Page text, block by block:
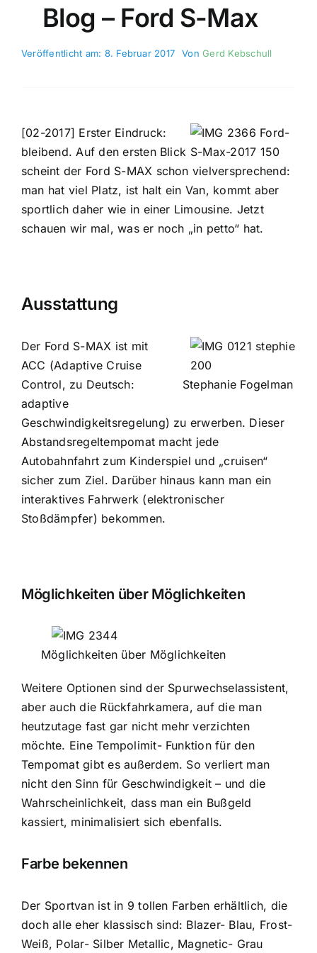
Blog – Ford S-Max
Veröffentlicht am: 8. Februar 2017 VonGerd Kebschull
[02-2017] Erster Eindruck:
bleibend. Auf den ersten Blick
scheint der Ford S-MAX schon vielversprechend:
man hat viel Platz, ist halt ein Van, kommt aber
sportlich daher wie in einer Limousine. Jetzt
schauen wir mal, was er noch „in petto“ hat.
Ausstattung
Stephanie Fogelman
Der Ford S-MAX ist mit
ACC (Adaptive Cruise
Control, zu Deutsch:
adaptive
Geschwindigkeitsregelung) zu erwerben. Dieser
Abstandsregeltempomat macht jede
Autobahnfahrt zum Kinderspiel und „cruisen“
sicher zum Ziel. Darüber hinaus kann man ein
interaktives Fahrwerk (elektronischer
Stoßdämpfer) bekommen.
Möglichkeiten über Möglichkeiten
Möglichkeiten über Möglichkeiten
Weitere Optionen sind der Spurwechselassistent,
aber auch die Rückfahrkamera, auf die man
heutzutage fast gar nicht mehr verzichten
möchte. Eine Tempolimit- Funktion für den
Tempomat gibt es außerdem. So verliert man
nicht den Sinn für Geschwindigkeit – und die
Wahrscheinlichkeit, dass man ein Bußgeld
kassiert, minimalisiert sich ebenfalls.
Farbe bekennen
Der Sportvan ist in 9 tollen Farben erhältlich, die
doch alle eher klassisch sind: Blazer- Blau, Frost-
Weiß, Polar- Silber Metallic, Magnetic- Grau